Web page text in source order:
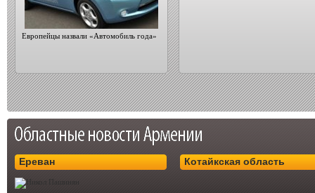
Европейцы назвали «Автомобиль года»
Ереван Котайкская область